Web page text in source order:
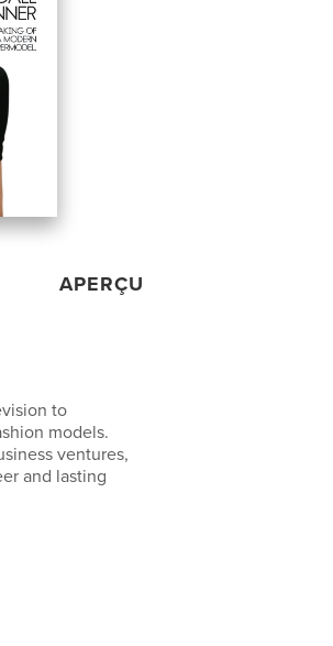
APERÇU
to
models.
ventures,
and lasting